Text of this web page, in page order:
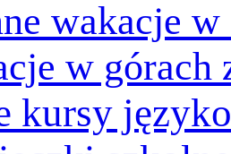
wakacje w
w górach
kursy